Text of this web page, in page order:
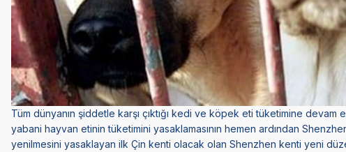
Tüm dünyanın şiddetle karşı çıktığı kedi ve köpek eti tüketimine
yabani hayvan etinin tüketimini yasaklamasının hemen ardından
yenilmesini yasaklayan ilk Çin kenti olacak olan Shenzhen kenti yeni